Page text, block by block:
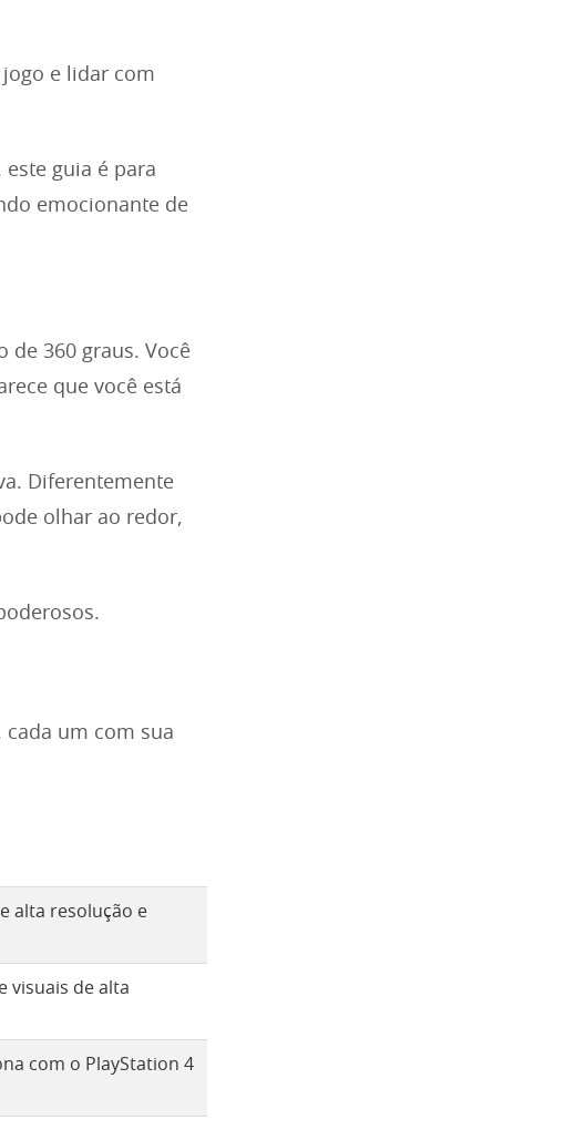
e lidar com
guia é para
emocionante de
de 360 graus. Você
que você está
Diferentemente
olhar ao redor,
cada um com sua
alta resolução e
visuais de alta
com o PlayStation 4